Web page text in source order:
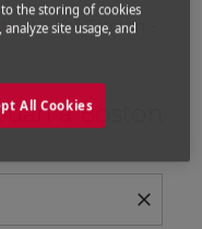
Voli Tétouan -
a Boston
close
(origine e/o
to the storing of cookies
site usage, and
All Cookies